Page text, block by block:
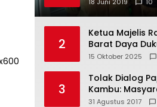
2
Ketua Majelis
Barat Daya
Pigome Sebagai
15 Oktober 2025
3
Tolak Dialog
Kambu:
Pemekaran
31 Agustus 2017